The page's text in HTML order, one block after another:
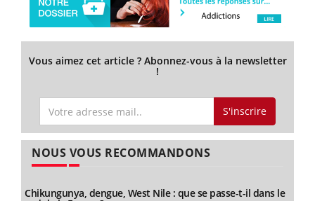
Vous aimez cet article ? Abonnez-vous à la newsletter
!
S'inscrire
NOUS VOUS RECOMMANDONS
Chikungunya, dengue, West Nile : que se passe-t-il dans le